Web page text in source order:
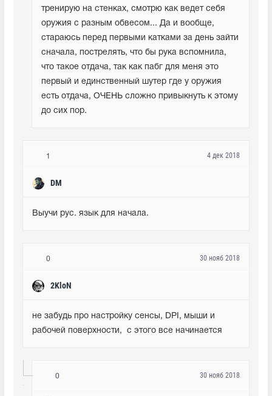
тренирую на стенках, смотрю как ведет себя
оружия с разным обвесом... Да и вообще,
стараюсь перед первыми катками за день зайти
сначала, пострелять, что бы рука вспомнила,
что такое отдача, так как пабг для меня это
первый и единственный шутер где у оружия
есть отдача, ОЧЕНЬ сложно привыкнуть к этому
до сих пор.
1
DM
4 дек 2018
Выучи рус. язык для начала.
0
2KloN
30 нояб 2018
не забудь про настройку сенсы, DPI, мыши и
рабочей поверхности,  с этого все начинается
0 30 нояб 2018